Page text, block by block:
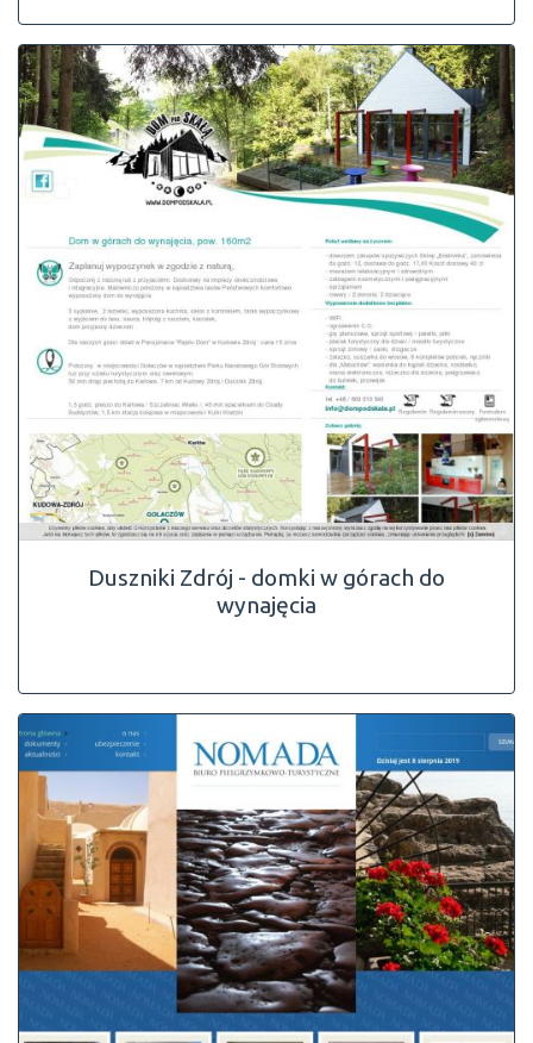
Duszniki Zdrój - domki w górach do
wynajęcia